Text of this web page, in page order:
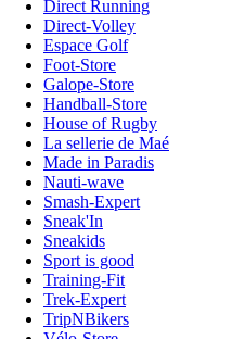
Direct Running
Direct-Volley
Espace Golf
Foot-Store
Galope-Store
Handball-Store
House of Rugby
La sellerie de Maé
Made in Paradis
Nauti-wave
Smash-Expert
Sneak'In
Sneakids
Sport is good
Training-Fit
Trek-Expert
TripNBikers